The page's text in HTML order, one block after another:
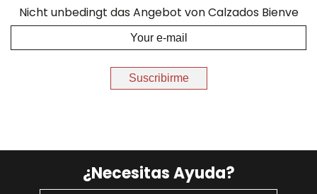
Nicht unbedingt das Angebot von Calzados Bienve
Suscribirme
¿Necesitas Ayuda?